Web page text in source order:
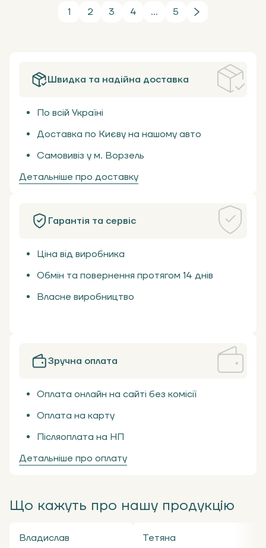
1 2 3 4 ... 5
Швидка та надійна доставка
По всій Україні
Доставка по Києву на нашому авто
Самовивіз у м. Ворзель
Детальніше про доставку
Гарантія та сервіс
Ціна від виробника
Обмін та повернення протягом 14 днів
Власне виробництво
Зручна оплата
Оплата онлайн на сайті без комісії
Оплата на карту
Післяоплата на НП
Детальніше про оплату
Що кажуть про нашу продукцію
Владислав Тетяна